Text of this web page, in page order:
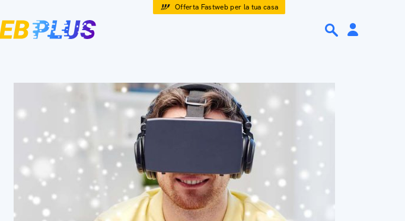
Offerta Fastweb per la tua casa